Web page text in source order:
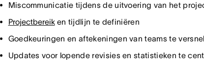
Miscommunicatie tijdens de uitvoering van het
Projectbereiken tijdlijn te definiëren
Goedkeuringen en aftekeningen van teams te
Updates voor lopende revisies en statistieken te